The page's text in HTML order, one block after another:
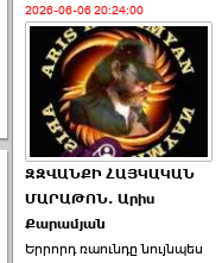
2026-06-06 20:24:00
ԶԶՎԱՆՔԻ ՀԱՅԿԱԿԱՆ
ՄԱՐԱԹՈՆ. Արիս
Քարամյան
Երրորդ ռաունդը նույնպես